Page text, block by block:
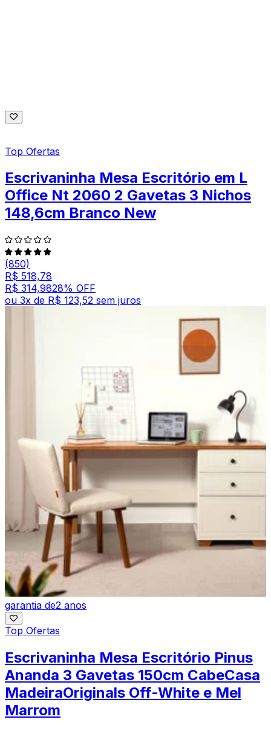
Top Ofertas
Escrivaninha Mesa Escritório em L
Office Nt 2060 2 Gavetas 3 Nichos
148,6cm Branco New
(850)
R$ 518,78
R$ 314,9828% OFF
ou 3x de R$ 123,52 sem juros
garantia de2 anos
Top Ofertas
Escrivaninha Mesa Escritório Pinus
Ananda 3 Gavetas 150cm CabeCasa
MadeiraOriginals Off-White e Mel
Marrom